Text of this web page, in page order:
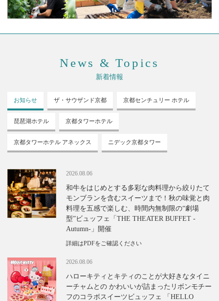
News & Topics
新着情報
お知らせ ザ・サウザンド京都 京都センチュリー ホテル
琵琶湖ホテル 京都タワーホテル
京都タワーホテル アネックス ニデック京都タワー
2026.08.06
和牛をはじめとする多彩な肉料理から絞りたて
モンブランを含むスイーツまで！秋の味覚と肉
料理を五感で楽しむ、時間内無制限の“劇場
型”ビュッフェ「THE THEATER BUFFET -
Autumn-」開催
詳細はPDFをご確認ください
2026.08.06
ハローキティとキティのことが大好きなタイニ
ーチャムとの かわいいが詰まったリボンモチー
フのコラボスイーツビュッフェ 「HELLO